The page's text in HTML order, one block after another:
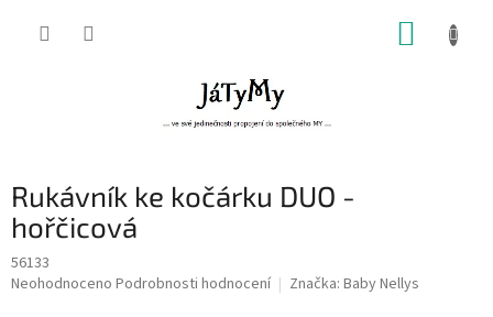
Rukávník ke kočárku DUO -
hořčicová
56133
Průměrné
Neohodnoceno Podrobnosti hodnocení Značka: Baby Nellys